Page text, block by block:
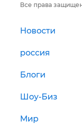
Все права
Новости
россия
Блоги
Шоу-Биз
Мир